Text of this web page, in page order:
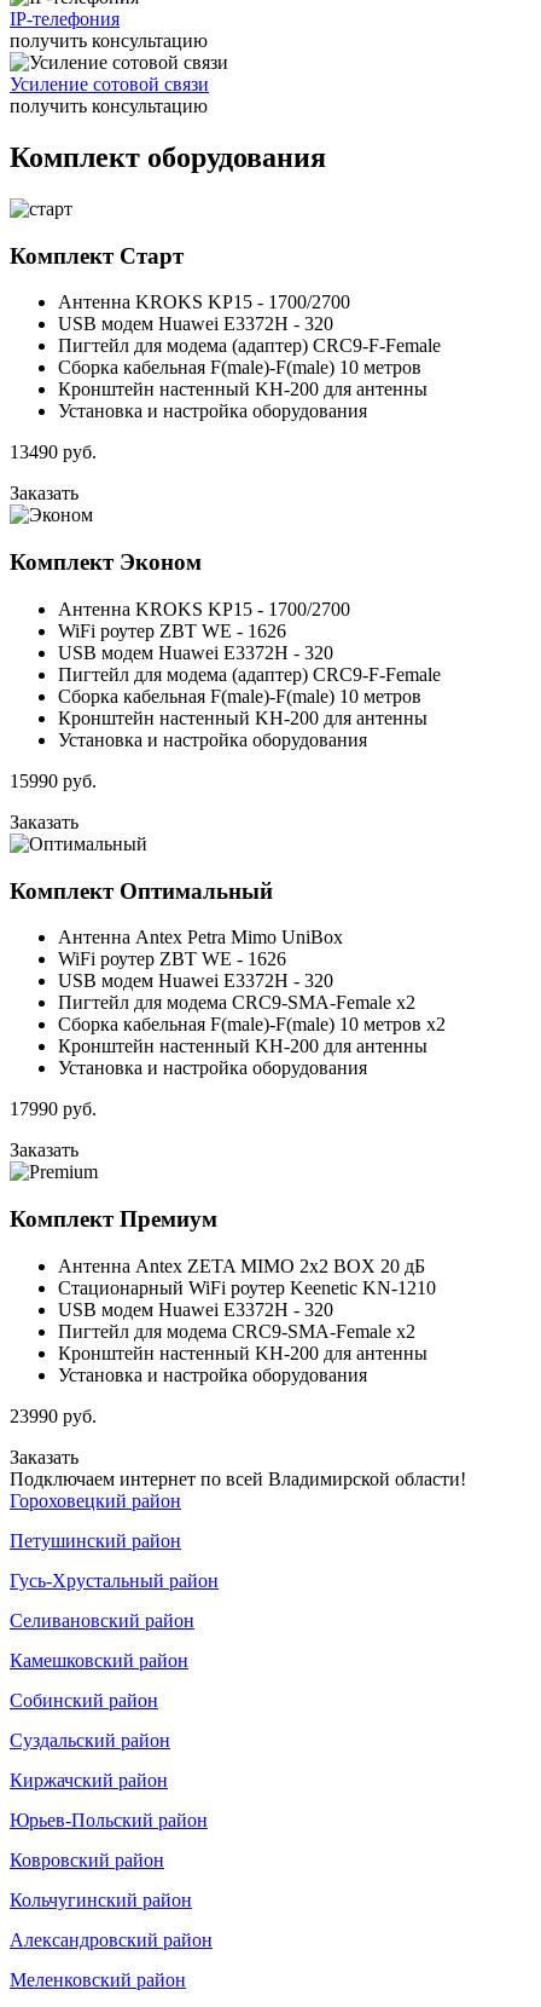
IP-телефония
получить консультацию
Усиление сотовой связи
получить консультацию
Комплект оборудования
Комплект Старт
Антенна KROKS KP15 - 1700/2700
USB модем Huawei E3372H - 320
Пигтейл для модема (адаптер) CRC9-F-Female
Сборка кабельная F(male)-F(male) 10 метров
Кронштейн настенный KH-200 для антенны
Установка и настройка оборудования
13490 руб.
Заказать
Комплект Эконом
Антенна KROKS KP15 - 1700/2700
WiFi роутер ZBT WE - 1626
USB модем Huawei E3372H - 320
Пигтейл для модема (адаптер) CRC9-F-Female
Сборка кабельная F(male)-F(male) 10 метров
Кронштейн настенный KH-200 для антенны
Установка и настройка оборудования
15990 руб.
Заказать
Комплект Оптимальный
Антенна Antex Petra Mimo UniBox
WiFi роутер ZBT WE - 1626
USB модем Huawei E3372H - 320
Пигтейл для модема CRC9-SMA-Female x2
Сборка кабельная F(male)-F(male) 10 метров x2
Кронштейн настенный KH-200 для антенны
Установка и настройка оборудования
17990 руб.
Заказать
КомплектПремиум
Антенна Antex ZETA MIMO 2x2 BOX 20 дБ
Стационарный WiFi роутер Keenetic KN-1210
USB модем Huawei E3372H - 320
Пигтейл для модема CRC9-SMA-Female x2
Кронштейн настенный KH-200 для антенны
Установка и настройка оборудования
23990 руб.
Заказать
Подключаем интернет по всей Владимирской области!
Гороховецкий район
Петушинский район
Гусь-Хрустальный район
Селивановский район
Камешковский район
Собинский район
Суздальский район
Киржачский район
Юрьев-Польский район
Ковровский район
Кольчугинский район
Александровский район
Меленковский район